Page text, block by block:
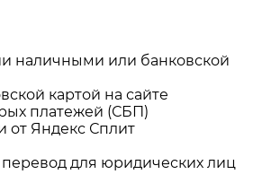
наличными или банковской
картой на сайте
платежей (СБП)
от Яндекс Сплит
для юридических лиц